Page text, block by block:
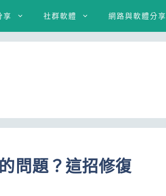
享 社群軟體 網路與軟體分享
問題？這招修復